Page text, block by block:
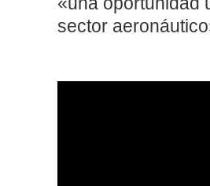
sector